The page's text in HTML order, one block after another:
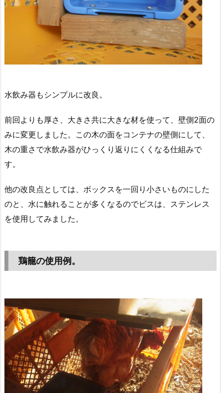
水飲み器もシンプルに改良。
前回よりも厚さ、大きさ共に大きな材を使って、壁側2面の
みに変更しました。この木の面をコンテナの壁側にして、
木の重さで水飲み器がひっくり返りにくくなる仕組みで
す。
他の改良点としては、ボックスを一回り小さいものにした
のと、水に触れることが多くなるのでビスは、ステンレス
を使用してみました。
鶏籠の使用例。